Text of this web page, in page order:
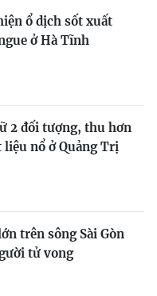
ổ dịch sốt xuất
ở Hà Tĩnh
2 đối tượng, thu hơn
liệu nổ ở Quảng Trị
trên sông Sài Gòn
tử vong